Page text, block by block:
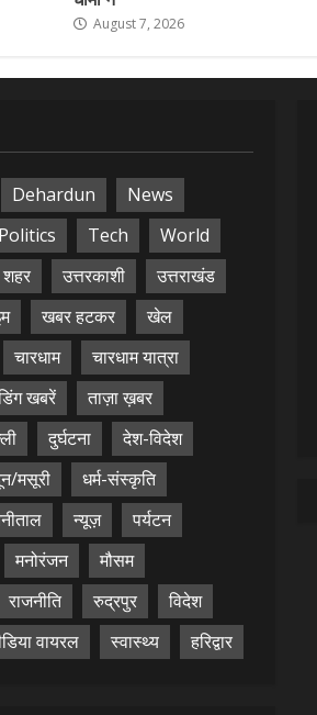
August 7, 2026
Dehardun
News
Politics Tech
World
उत्तरकाशी
उत्तराखंड
खबर हटकर
खेल
चारधाम
चारधाम यात्रा
खबरें
ताज़ा ख़बर
दुर्घटना
देश-विदेश
मसूरी
धर्म-संस्कृति
न्यूज़
पर्यटन
मनोरंजन
मौसम
राजनीति रुद्रपुर
विदेश
वायरल स्वास्थ्य हरिद्वार